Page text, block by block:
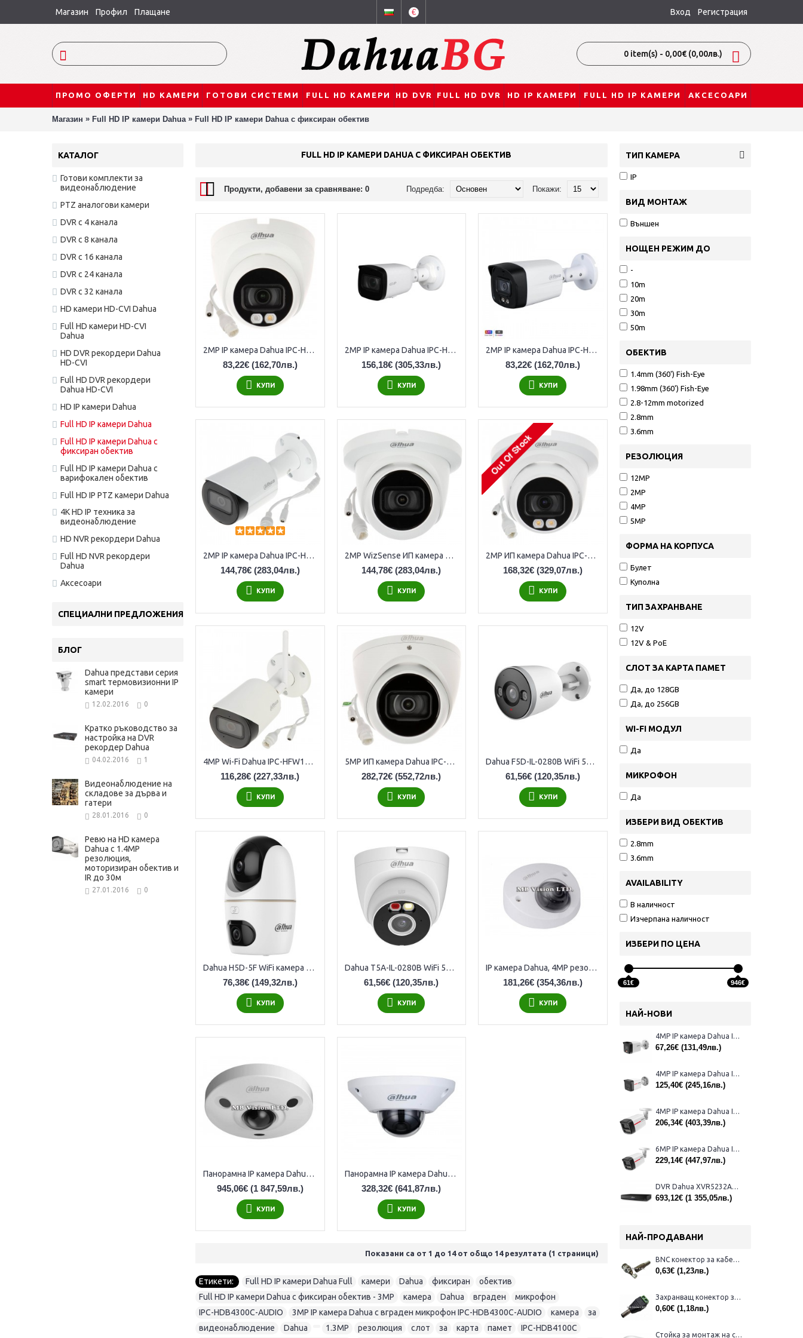
Магазин Профил Плащане € Вход Регистрация
0 item(s) - 0,00€(0,00лв.)
ПРОМО ОФЕРТИ HD КАМЕРИ ГОТОВИ СИСТЕМИ FULL HD КАМЕРИ HD DVR FULL HD DVR HD IP КАМЕРИ FULL HD IP КАМЕРИ АКСЕСОАРИ
Магазин » Full HD IP камери Dahua » Full HD IP камери Dahua с фиксиран обектив
КАТАЛОГ
Готови комплекти за
видеонаблюдение
PTZ аналогови камери
DVR с 4 канала
DVR с 8 канала
DVR с 16 канала
DVR с 24 канала
DVR с 32 канала
HD камери HD-CVI Dahua
Full HD камери HD-CVI
Dahua
HD DVR рекордери Dahua
HD-CVI
Full HD DVR рекордери
Dahua HD-CVI
HD IP камери Dahua
Full HD IP камери Dahua
Full HD IP камери Dahua с
фиксиран обектив
Full HD IP камери Dahua с
варифокален обектив
Full HD IP PTZ камери Dahua
4K HD IP техника за
видеонаблюдение
HD NVR рекордери Dahua
Full HD NVR рекордери
Dahua
Аксесоари
СПЕЦИАЛНИ ПРЕДЛОЖЕНИЯ
БЛОГ
Dahua представи серия
smart термовизионни IP
камери
12.02.2016 0
Кратко ръководство за
настройка на DVR
рекордер Dahua
04.02.2016 1
Видеонаблюдение на
складове за дърва и
гатери
28.01.2016 0
Ревю на HD камера
Dahua с 1.4MP
резолюция,
моторизиран обектив и
IR до 30м
27.01.2016 0
ТИП КАМЕРА
IP
ВИД МОНТАЖ
Външен
НОЩЕН РЕЖИМ ДО
-
10m
20m
30m
50m
ОБЕКТИВ
1.4mm (360') Fish-Eye
1.98mm (360') Fish-Eye
2.8-12mm motorized
2.8mm
3.6mm
РЕЗОЛЮЦИЯ
12MP
2MP
4MP
5MP
ФОРМА НА КОРПУСА
Булет
Куполна
ТИП ЗАХРАНВАНЕ
12V
12V & PoE
СЛОТ ЗА КАРТА ПАМЕТ
Да, до 128GB
Да, до 256GB
WI-FI МОДУЛ
Да
МИКРОФОН
Да
ИЗБЕРИ ВИД ОБЕКТИВ
2.8mm
3.6mm
AVAILABILITY
В наличност
Изчерпана наличност
ИЗБЕРИ ПО ЦЕНА
61€ 946€
НАЙ-НОВИ
4MP IP камера Dahua IPC-B1E40-A-0280B, 2.8mm, IR 30m
67,26€ (131,49лв.)
4MP IP камера Dahua IPC-HFW1439TL1-A-IL-0280B, 2.8mm, IR 30m
125,40€ (245,16лв.)
4MP IP камера Dahua IPC-HFW2449TL-S-LED-0280B-PRO, 2,8mm, IR 50m
206,34€ (403,39лв.)
6MP IP камера Dahua IPC-HFW2649TL-S-LED-0280B-PRO, 2.8mm, IR 50m
229,14€ (447,97лв.)
DVR Dahua XVR5232AN-I3/Т за 32 камери
693,12€ (1 355,05лв.)
НАЙ-ПРОДАВАНИ
BNC конектор за кабел RG59
0,63€ (1,23лв.)
Захранващ конектор за камера - мъжки
0,60€ (1,18лв.)
Стойка за монтаж на стена на куполни камери Dahua PFB203W
FULL HD IP КАМЕРИ DAHUA С ФИКСИРАН ОБЕКТИВ
Продукти, добавени за сравняване: 0 Покажи:
Подредба:
2MP IP камера Dahua IPC-HDW1239V-A-IL-0280B, 2.8mm обектив, IR 30m
83,22€(162,70лв.)
КУПИ
2MP IP камера Dahua IPC-HFW1230T-ZS-2812-S4, 2.8-12мм, IR 50m
156,18€ (305,33лв.)
КУПИ
2MP IP камера Dahua IPC-HFW1239TL1-A-IL-0280B, 3.6mm обектив, IR 30m
83,22€ (162,70лв.)
КУПИ
2MP IP камера Dahua IPC-HFW2241S-S-0360B, 3.6mm обектив, IR 30m
144,78€(283,04лв.)
КУПИ
2MP WizSense ИП камера Dahua IPC-HDW2241TM-S-0280B, 2.8мм, IR 30м
144,78€ (283,04лв.)
КУПИ
2MP ИП камера Dahua IPC-HDW3249TM-AS-LED-0280B, 2.8мм, IR 30м
168,32€ (329,07лв.)
КУПИ
4MP Wi-Fi Dahua IPC-HFW1430DS-SAW-0280B, 2.8мм, IR 30м
116,28€ (227,33лв.)
КУПИ
5MP ИП камера Dahua IPC-HDW5541TM-ASE-0280B, 2.8мм, IR 50м
282,72€ (552,72лв.)
КУПИ
Dahua F5D-IL-0280B WiFi 5MP камера с детекция на хора и автомобили
61,56€ (120,35лв.)
КУПИ
Dahua H5D-5F WiFi камера с два 5MP обектива и AI детекция
76,38€(149,32лв.)
КУПИ
Dahua T5A-IL-0280B WiFi 5MP камера с детекция на хора и автомобили
61,56€ (120,35лв.)
КУПИ
IP камера Dahua, 4MP резолюция, аналитични функции, слот за карта памет, IR 20 метра IPC-HDBW4421F-AS
181,26€ (354,36лв.)
КУПИ
Панорамна IP камера Dahua IPC-EBW81230, IR 10m, 12MP
945,06€(1 847,59лв.)
КУПИ
Панорамна IP камера Dahua IPC-EBW81230, IR 10m, 12MP
328,32€ (641,87лв.)
КУПИ
Показани са от 1 до 14 от общо 14 резултата (1 страници)
Етикети: Full HD IP камери Dahua Full камери Dahua фиксиран обектив
Full HD IP камери Dahua с фиксиран обектив - 3MP
камера Dahua вграден микрофон
IPC-HDB4300C-AUDIO
3MP IP камера Dahua с вграден микрофон IPC-HDB4300C-AUDIO камера за
видеонаблюдение
Dahua 1.3MP резолюция слот за карта памет IPC-HDB4100C